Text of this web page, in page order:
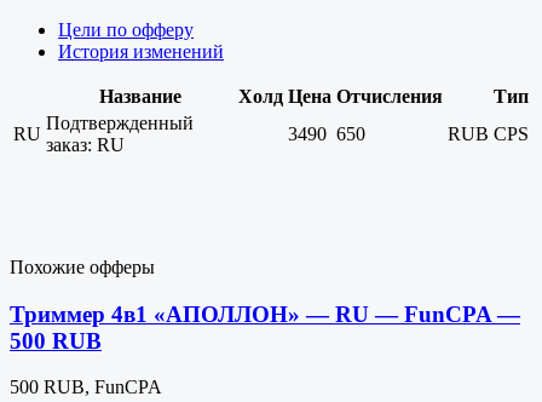
Цели по офферу
История изменений
Название Холд Цена Отчисления
Тип
RU
Подтвержденный
заказ: RU
3490 650 RUB CPS
Похожие офферы
Триммер 4в1 «АПОЛЛОН» — RU — FunCPA —
500 RUB
500 RUB, FunCPA